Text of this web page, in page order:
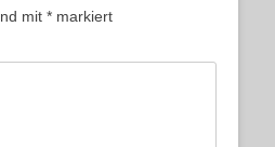
mit * markiert